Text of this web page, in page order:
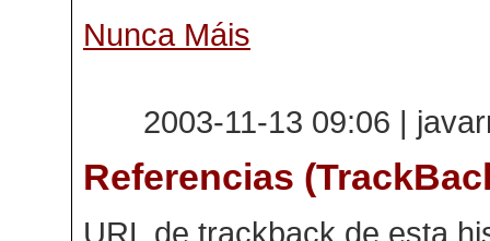
Nunca Máis
2003-11-13 09:06 |
Referencias
URL de trackback de esta